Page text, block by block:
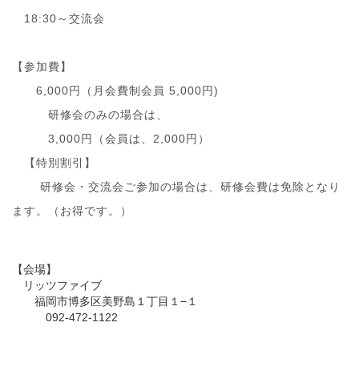
18:30～交流会
【参加費】
6,000円（月会費制会員 5,000円)
研修会のみの場合は、
3,000円（会員は、2,000円）
【特別割引】
研修会・交流会ご参加の場合は、研修会費は免除となり
ます。（お得です。）
【会場】
リッツファイブ
福岡市博多区美野島１丁目１−１
092-472-1122